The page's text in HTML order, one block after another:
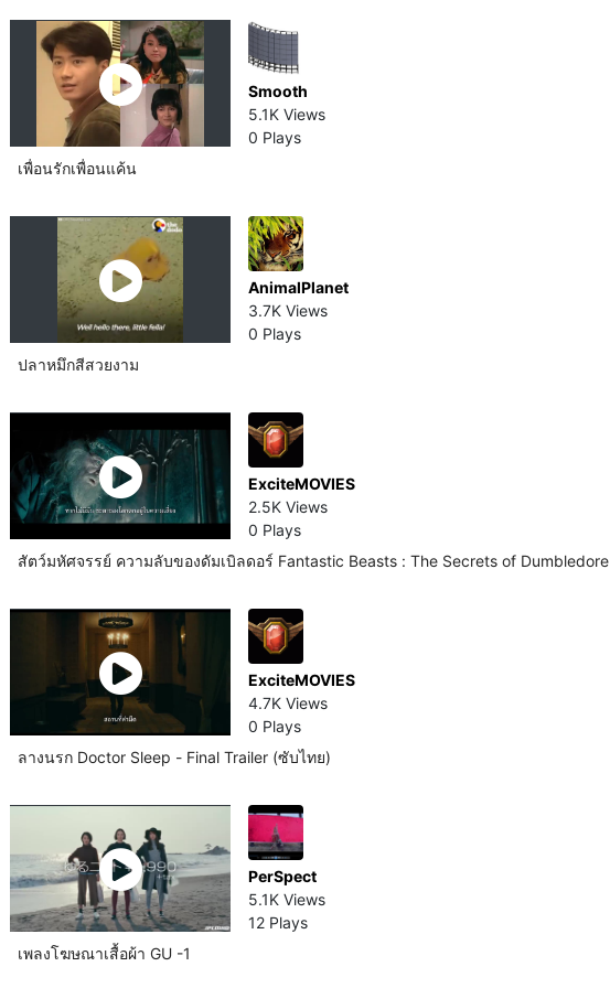
Smooth
5.1K Views
0 Plays
เพื่อนรักเพื่อนแค้น
AnimalPlanet
3.7K Views
0 Plays
ปลาหมึกสีสวยงาม​
ExciteMOVIES
2.5K Views
0 Plays
สัตว์มหัศจรรย์ ความลับของดัมเบิลดอร์ Fantastic Beasts : The Secrets of Dumbledore
ExciteMOVIES
4.7K Views
0 Plays
ลางนรก Doctor Sleep - Final Trailer (ซับไทย)
PerSpect
5.1K Views
12 Plays
เพลงโฆษณาเสื้อผ้า GU -1